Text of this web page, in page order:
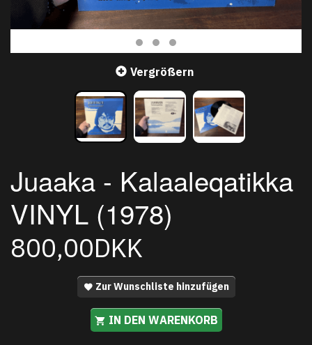
Vergrößern
Juaaka - Kalaaleqatikka
VINYL (1978)
800,00DKK
Zur Wunschliste hinzufügen
IN DEN WARENKORB